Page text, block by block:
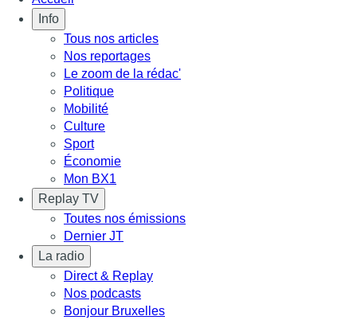
Info
Tous nos articles
Nos reportages
Le zoom de la rédac'
Politique
Mobilité
Culture
Sport
Économie
Mon BX1
Replay TV
Toutes nos émissions
Dernier JT
La radio
Direct & Replay
Nos podcasts
Bonjour Bruxelles